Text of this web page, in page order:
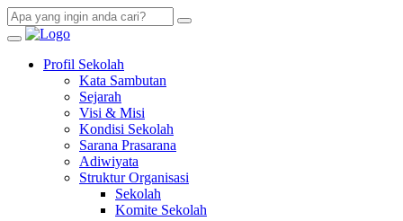
Profil Sekolah
Kata Sambutan
Sejarah
Visi & Misi
Kondisi Sekolah
Sarana Prasarana
Adiwiyata
Struktur Organisasi
Sekolah
Komite Sekolah